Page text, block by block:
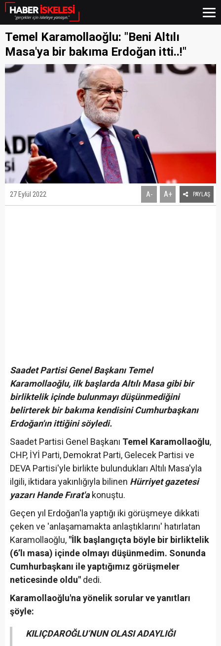
Temel Karamollaoğlu: "Beni Altılı
Masa'ya bir bakıma Erdoğan itti..!"
27 Eylül 2022 A- A+ PAYLAŞ
Saadet Partisi Genel Başkanı Temel
Karamollaoğlu, ilk başlarda Altılı Masa gibi bir
birliktelik içinde bulunmayı düşünmediğini
belirterek bir bakıma kendisini Cumhurbaşkanı
Erdoğan'ın ittiğini söyledi.
Saadet Partisi Genel Başkanı Temel Karamollaoğlu,
CHP, İYİ Parti, Demokrat Parti, Gelecek Partisi ve
DEVA Partisi'yle birlikte bulundukları Altılı Masa'yla
ilgili, iktidara yakınlığıyla bilinen Hürriyet gazetesi
yazarı Hande Fırat'a konuştu.
Geçen yıl Erdoğan'la yaptığı iki görüşmeye dikkati
çeken ve 'anlaşamamakta anlaştıklarını' hatırlatan
Karamollaoğlu, "İlk başlangıçta böyle bir birliktelik
(6’lı masa) içinde olmayı düşünmedim. Sonunda
Cumhurbaşkanı ile yaptığımız görüşmeler
neticesinde oldu" dedi.
Karamollaoğlu'na yönelik sorular ve yanıtları
şöyle:
KILIÇDAROĞLU’NUN OLASI ADAYLIĞI